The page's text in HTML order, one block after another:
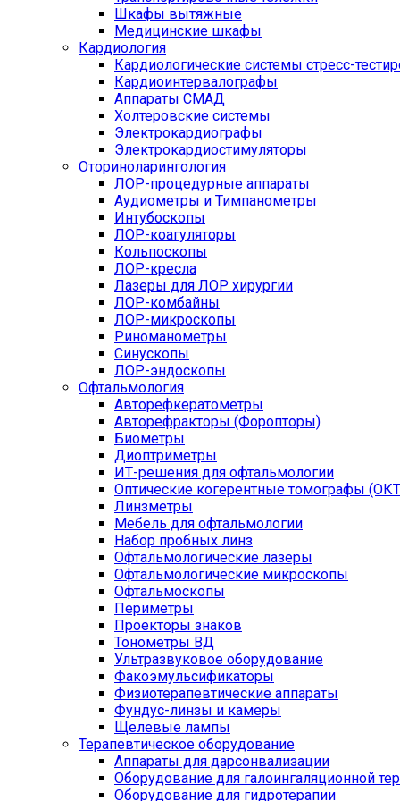
Шкафы вытяжные
Медицинские шкафы
Кардиология
Кардиологические системы стресс-
Кардиоинтервалографы
Аппараты СМАД
Холтеровские системы
Электрокардиографы
Электрокардиостимуляторы
Оториноларингология
ЛОР-процедурные аппараты
Аудиометры и Тимпанометры
Интубоскопы
ЛОР-коагуляторы
Кольпоскопы
ЛОР-кресла
Лазеры для ЛОР хирургии
ЛОР-комбайны
ЛОР-микроскопы
Риноманометры
Синускопы
ЛОР-эндоскопы
Офтальмология
Авторефкератометры
Авторефракторы (Форопторы)
Биометры
Диоптриметры
ИТ-решения для офтальмологии
Оптические когерентные томографы
Линзметры
Мебель для офтальмологии
Набор пробных линз
Офтальмологические лазеры
Офтальмологические микроскопы
Офтальмоскопы
Периметры
Проекторы знаков
Тонометры ВД
Ультразвуковое оборудование
Факоэмульсификаторы
Физиотерапевтические аппараты
Фундус-линзы и камеры
Щелевые лампы
Терапевтическое оборудование
Аппараты для дарсонвализации
Оборудование для галоингаляционной
Оборудование для гидротерапии